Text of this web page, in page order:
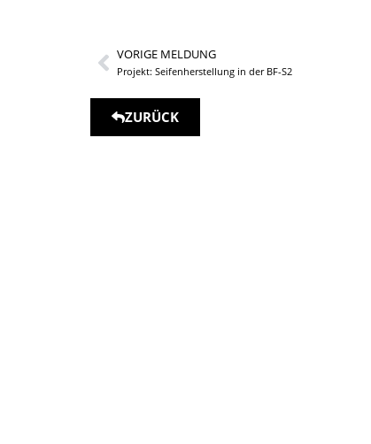
VORIGE MELDUNG
Projekt: Seifenherstellung in der BF-S2
ZURÜCK